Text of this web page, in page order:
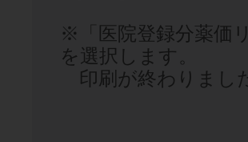
※「医院登録分薬価
を選択します。
印刷が終わりまし